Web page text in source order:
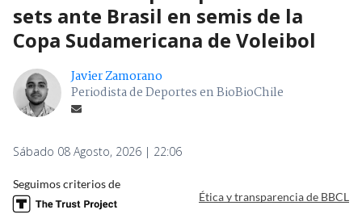
sets ante Brasil en semis de la
Copa Sudamericana de Voleibol
Javier Zamorano
Periodista de Deportes en BioBioChile
Sábado 08 Agosto, 2026 | 22:06
Seguimos criterios de
Ética y transparencia de BBCL